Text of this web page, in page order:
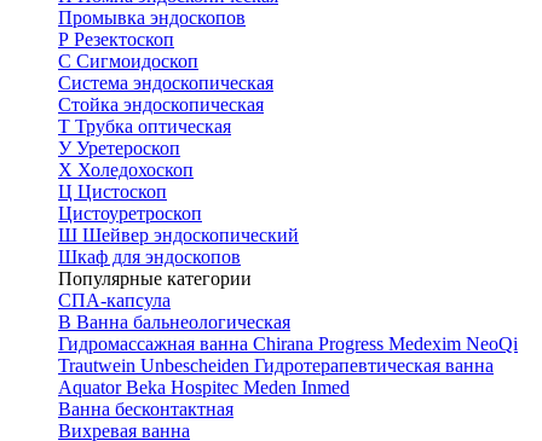
Промывка эндоскопов
Р Резектоскоп
С Сигмоидоскоп
Система эндоскопическая
Стойка эндоскопическая
Т Трубка оптическая
УУретероскоп
Х Холедохоскоп
Ц Цистоскоп
Цистоуретроскоп
Ш Шейвер эндоскопический
Шкаф для эндоскопов
Популярные категории
СПА-капсула
В Ванна бальнеологическая
Гидромассажная ванна Chirana Progress Medexim NeoQi
Trautwein Unbescheiden Гидротерапевтическая ванна
AquatorBeka Hospitec Meden Inmed
Ванна бесконтактная
Вихревая ванна